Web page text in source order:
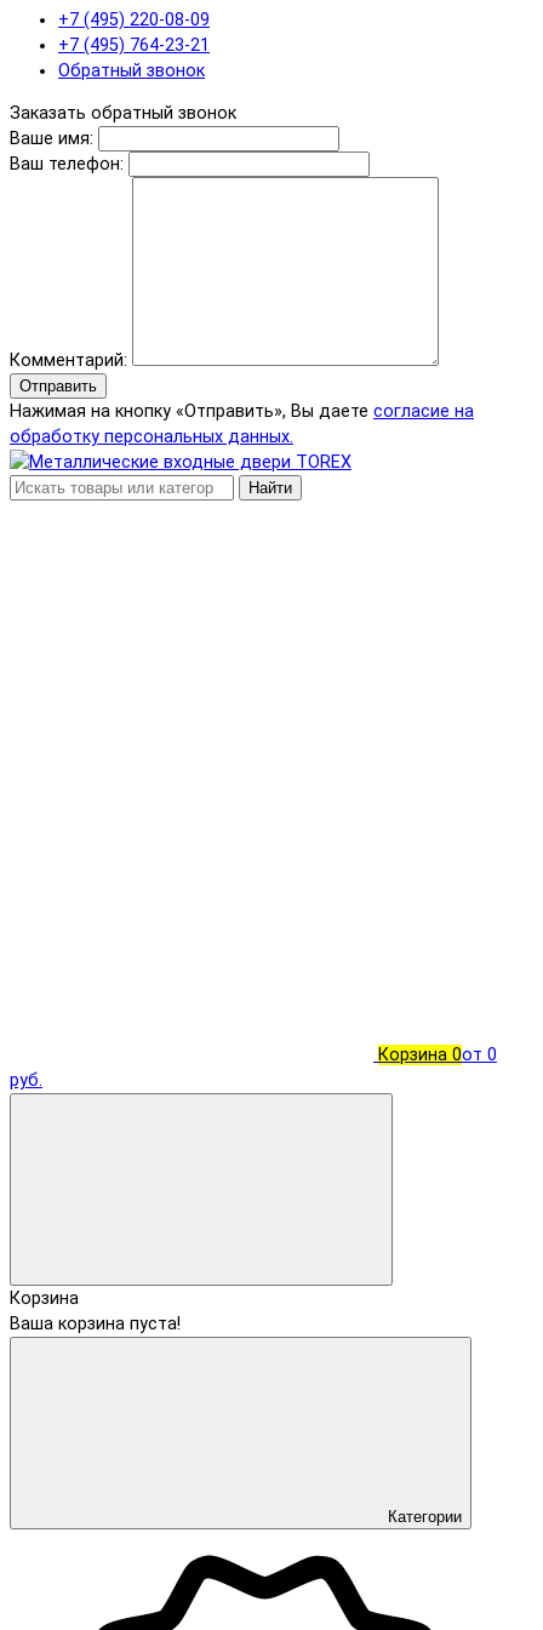
+7 (495) 220-08-09
+7 (495) 764-23-21
Обратный звонок
Заказать обратный звонок
Ваше имя:
Ваш телефон:
Комментарий:
Отправить
Нажимая на кнопку «Отправить», Вы даете согласие на
обработку персональных данных.
Найти
Корзина 0от 0
руб.
Корзина
Ваша корзина пуста!
Категории